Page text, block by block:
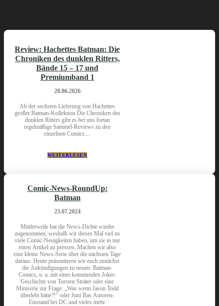
Review: Hachettes Batman: Die
Chroniken des dunklen Ritters,
Bände 15 – 17 und
Premiumband 1
28.06.2026
Ab der sechsten Lieferung von Hachettes
großer Batman-Kollektion Die Chroniken des
dunklen Ritters gibt es bei uns fortan
regelmäßige Sammel-Reviews zu den
einzelnen Comics....
WEITERLESEN
Comic-News-RoundUp:
Batman
23.07.2024
Mittlerweile hat die News-Dichte wieder
zugenommen, weshalb wir dieses Mal viel zu
viele Comic-Neuigkeiten haben, um sie in nur
einen Artikel zu pressen. Machen wir also
eine kleine News-Serie über die nächsten Tage
daraus. Heute präsentieren wir euch zunächst
die Ankündigungen zu neuen Batman-
Comics, u. a. mit einer kommenden Joker-
Geschichte von Torsten Sträter oder eine
Miniserie zur Frage: „Was wenn Jason Todd
überlebt hätte?!" oder Juni Bas Autoren-
Einstand bei DC und vieles mehr.